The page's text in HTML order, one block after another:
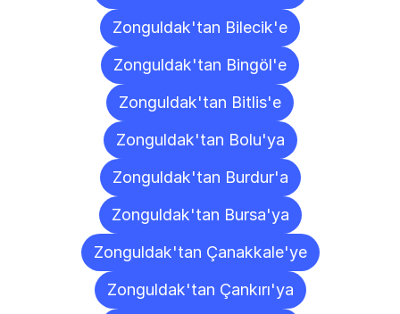
Zonguldak'tan Bilecik'e
Zonguldak'tan Bingöl'e
Zonguldak'tan Bitlis'e
Zonguldak'tan Bolu'ya
Zonguldak'tan Burdur'a
Zonguldak'tan Bursa'ya
Zonguldak'tan Çanakkale'ye
Zonguldak'tan Çankırı'ya